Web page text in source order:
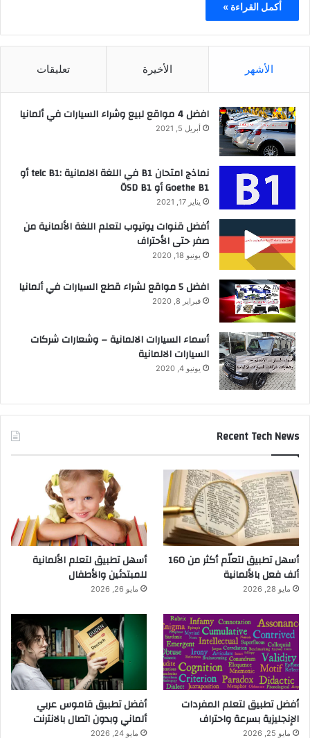
أكمل القراءة »
الأشهر الأخيرة تعليقات
افضل 4 مواقع لبيع وشراء السيارات في ألمانيا
أبريل 5, 2021
نماذج امتحان B1 في اللغة الالمانية :telc B1 أو
Goethe B1 أو ÖSD B1
يناير 17, 2021
أفضل قنوات يوتيوب لتعلم اللغة الألمانية من
صفر حتى الأحتراف
يونيو 18, 2020
افضل 5 مواقع لشراء قطع السيارات في ألمانيا
فبراير 8, 2020
أسماء السيارات الالمانية – وشعارات شركات
السيارات الالمانية
يونيو 4, 2020
Recent Tech News
أسهل تطبيق لتعلّم أكثر من 160
ألف فعل بالألمانية
مايو 28, 2026
أسهل تطبيق لتعلم الألمانية
للمبتدئين والأطفال
مايو 26, 2026
أفضل تطبيق لتعلم المفردات
الإنجليزية بسرعة واحتراف
مايو 25, 2026
أفضل تطبيق قاموس عربي
ألماني وبدون اتصال بالانترنت
مايو 24, 2026